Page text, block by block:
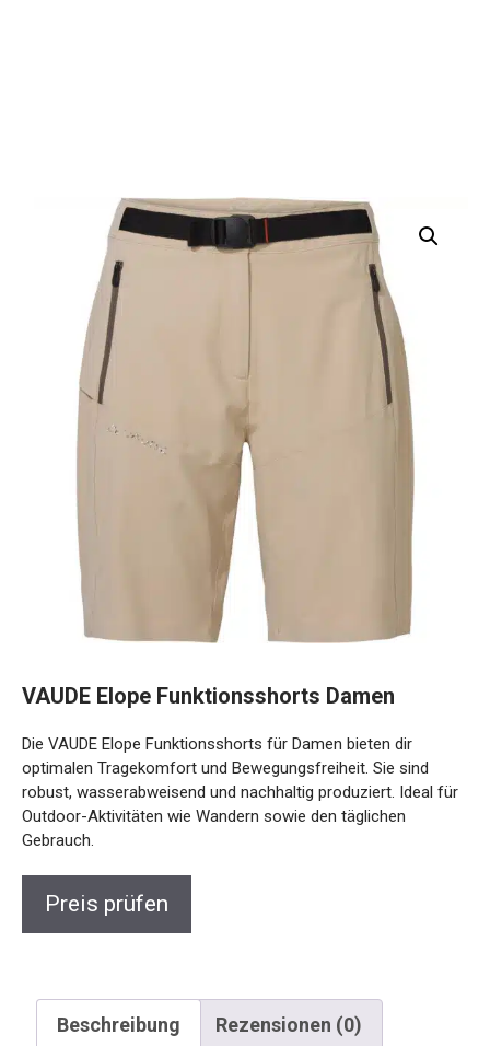
optimalen Tragekomfort und Bewegungsfreiheit. Sie sind
robust, wasserabweisend und nachhaltig produziert. Ideal
für Outdoor-Aktivitäten wie Wandern sowie den täglichen
Gebrauch.
Beschreibung Rezensionen (0)